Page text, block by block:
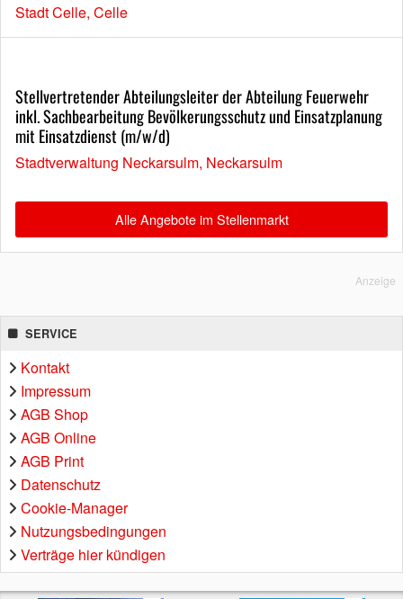
Stadt Celle, Celle
Stellvertretender Abteilungsleiter der Abteilung Feuerwehr
inkl. Sachbearbeitung Bevölkerungsschutz und Einsatzplanung
mit Einsatzdienst (m/w/d)
Stadtverwaltung Neckarsulm, Neckarsulm
Alle Angebote im Stellenmarkt
Anzeige
SERVICE
Kontakt
Impressum
AGB Shop
AGB Online
AGB Print
Datenschutz
Cookie-Manager
Nutzungsbedingungen
Verträge hier kündigen